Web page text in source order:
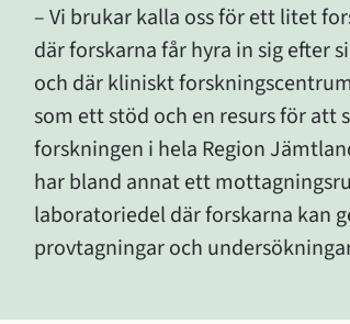
– Vi brukar kalla oss för ett litet
där forskarna får hyra in sig efter
och där kliniskt forskningscentrum
som ett stöd och en resurs för att
forskningen i hela Region
har bland annat ett
laboratoriedel där forskarna kan
provtagningar och undersökninga